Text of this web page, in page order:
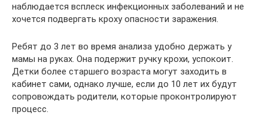
наблюдается всплеск инфекционных заболеваний и не
хочется подвергать кроху опасности заражения.
Ребят до 3 лет во время анализа удобно держать у
мамы на руках. Она подержит ручку крохи, успокоит.
Детки более старшего возраста могут заходить в
кабинет сами, однако лучше, если до 10 лет их будут
сопровождать родители, которые проконтролируют
процесс.